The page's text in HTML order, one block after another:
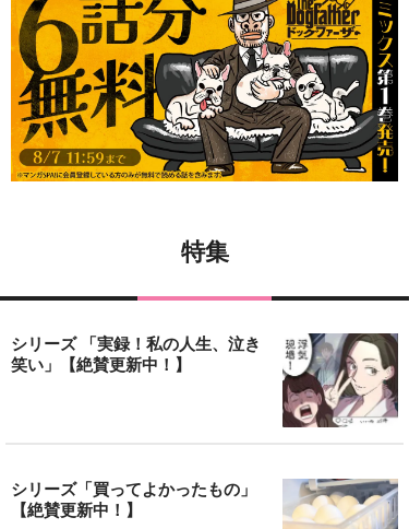
特集
シリーズ 「実録！私の人生、泣き
笑い」【絶賛更新中！】
シリーズ「買ってよかったもの」
【絶賛更新中！】